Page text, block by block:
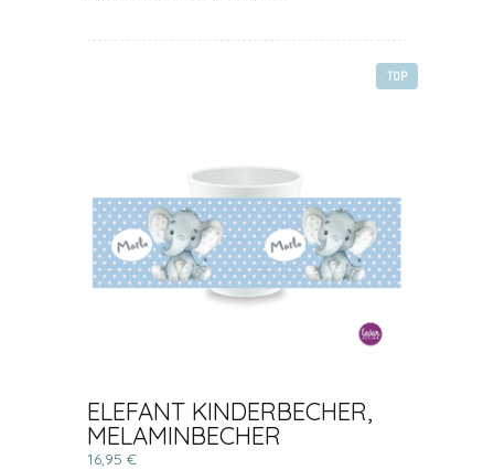
TOP
ELEFANT KINDERBECHER,
MELAMINBECHER
16,95 €